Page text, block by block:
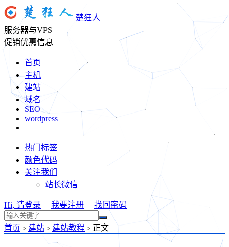
楚狂人
服务器与VPS
促销优惠信息
首页
主机
建站
域名
SEO
wordpress
热门标签
颜色代码
关注我们
站长微信
Hi, 请登录 我要注册 找回密码
首页 > 建站 > 建站教程 > 正文